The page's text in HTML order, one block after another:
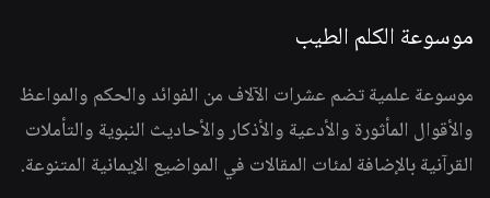
موسوعة الكلم الطيب
موسوعة علمية تضم عشرات الآلاف من الفوائد والحكم والمواعظ
والأقوال المأثورة والأدعية والأذكار والأحاديث النبوية والتأملات
القرآنية بالإضافة لمئات المقالات في المواضيع الإيمانية المتنوعة.